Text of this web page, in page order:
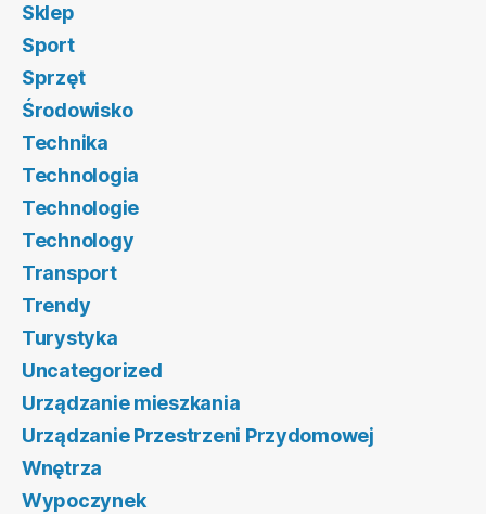
Sklep
Sport
Sprzęt
Środowisko
Technika
Technologia
Technologie
Technology
Transport
Trendy
Turystyka
Uncategorized
Urządzanie mieszkania
Urządzanie Przestrzeni Przydomowej
Wnętrza
Wypoczynek